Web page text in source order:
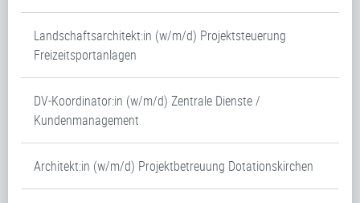
Landschaftsarchitekt:in (w/m/d) Projektsteuerung
Freizeitsportanlagen
DV-Koordinator:in (w/m/d) Zentrale Dienste /
Kundenmanagement
Architekt:in (w/m/d) Projektbetreuung Dotationskirchen